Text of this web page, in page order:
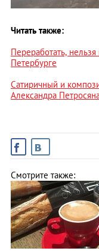
Читать также:
Переработать,
Петербурге
Сатиричный и
Александра
Смотрите также: